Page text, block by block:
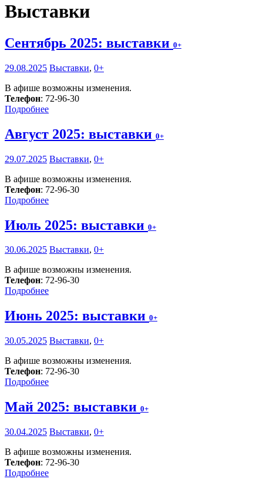
Выставки
Сентябрь 2025: выставки 0+
29.08.2025 Выставки, 0+
В афише возможны изменения.
Телефон: 72-96-30
Подробнее
Август 2025: выставки 0+
29.07.2025 Выставки, 0+
В афише возможны изменения.
Телефон: 72-96-30
Подробнее
Июль 2025: выставки 0+
30.06.2025 Выставки, 0+
В афише возможны изменения.
Телефон: 72-96-30
Подробнее
Июнь 2025: выставки 0+
30.05.2025 Выставки, 0+
В афише возможны изменения.
Телефон: 72-96-30
Подробнее
Май 2025: выставки 0+
30.04.2025 Выставки, 0+
В афише возможны изменения.
Телефон: 72-96-30
Подробнее